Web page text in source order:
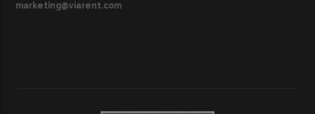
marketing@viarent.com